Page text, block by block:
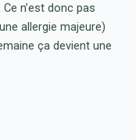
n’est donc pas
allergie majeure)
ça devient une